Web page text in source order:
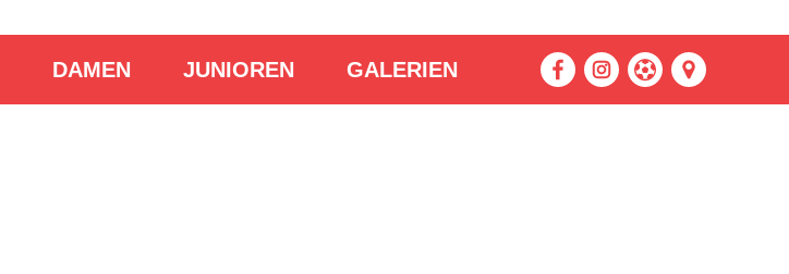
DAMEN JUNIOREN GALERIEN